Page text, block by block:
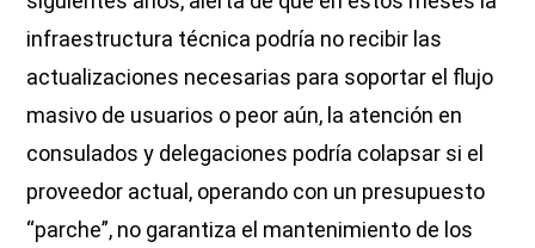
infraestructura técnica podría no recibir las
actualizaciones necesarias para soportar el flujo
masivo de usuarios o peor aún, la atención en
consulados y delegaciones podría colapsar si el
proveedor actual, operando con un presupuesto
“parche”, no garantiza el mantenimiento de los